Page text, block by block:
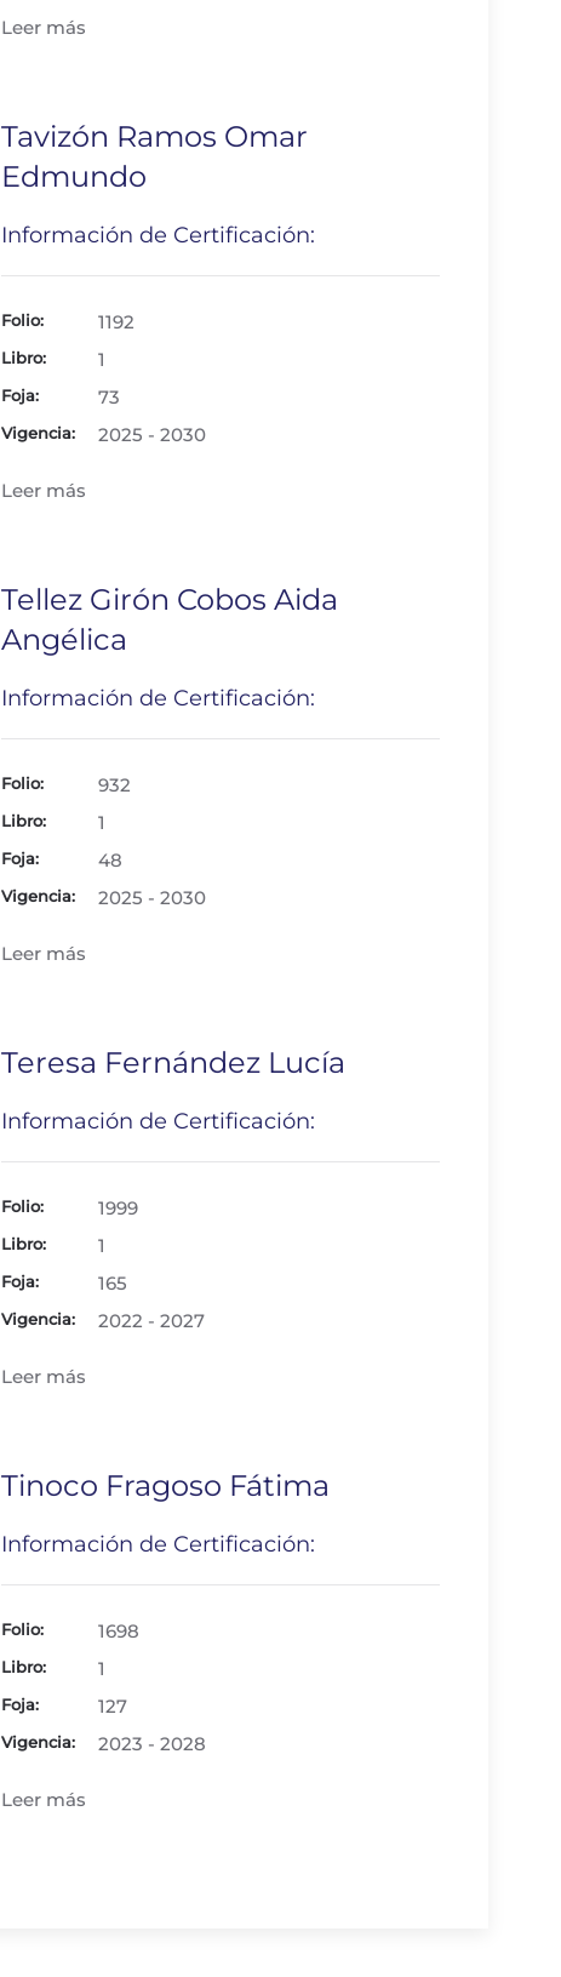
Leer más
Tavizón Ramos Omar
Edmundo
Información de Certificación:
Folio: 1192
Libro: 1
Foja: 73
Vigencia: 2025 - 2030
Leer más
Tellez Girón Cobos Aida
Angélica
Información de Certificación:
Folio: 932
Libro: 1
Foja: 48
Vigencia: 2025 - 2030
Leer más
Teresa Fernández Lucía
Información de Certificación:
Folio: 1999
Libro: 1
Foja: 165
Vigencia: 2022 - 2027
Leer más
Tinoco Fragoso Fátima
Información de Certificación:
Folio: 1698
Libro: 1
Foja: 127
Vigencia: 2023 - 2028
Leer más